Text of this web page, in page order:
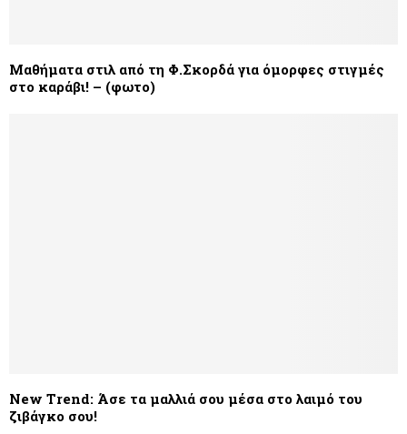
Μαθήματα στιλ από τη Φ.Σκορδά για όμορφες στιγμές
στο καράβι! – (φωτο)
New Trend: Άσε τα μαλλιά σου μέσα στο λαιμό του
ζιβάγκο σου!